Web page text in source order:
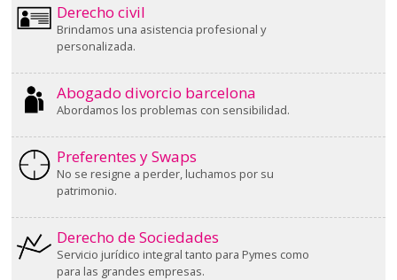
Derecho civil
Brindamos una asistencia profesional y
personalizada.
Abogado divorcio barcelona
Abordamos los problemas con sensibilidad.
Preferentes y Swaps
No se resigne a perder, luchamos por su
patrimonio.
Derecho de Sociedades
Servicio jurídico integral tanto para Pymes como
para las grandes empresas.